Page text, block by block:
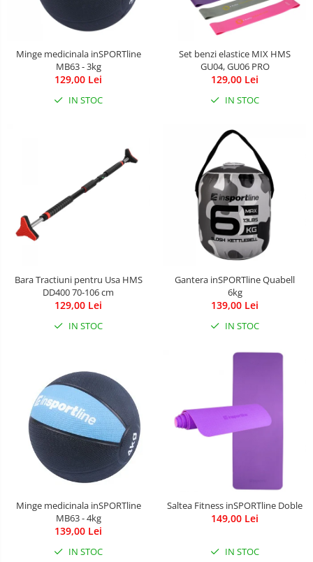
Minge medicinala inSPORTline
MB63 - 3kg
129,00 Lei
IN STOC
Set benzi elastice MIX HMS
GU04, GU06 PRO
129,00 Lei
IN STOC
Bara Tractiuni pentru Usa HMS
DD400 70-106 cm
129,00 Lei
IN STOC
Gantera inSPORTline Quabell
6kg
139,00 Lei
IN STOC
Minge medicinala inSPORTline
MB63 - 4kg
139,00 Lei
IN STOC
Saltea Fitness inSPORTline Doble
149,00 Lei
IN STOC